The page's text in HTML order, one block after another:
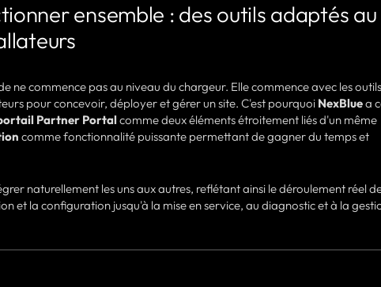
ensemble : des outils adaptés au
ne commence pas au niveau du chargeur. Elle commence avec les
pour concevoir, déployer et gérer un site. C'est pourquoi NexBluea
Partner Portalcomme deux éléments étroitement liés d'un même
comme fonctionnalité puissante permettant de gagner du temps et
naturellement les uns aux autres, reflétant ainsi le déroulement réel
et la configuration jusqu'à la mise en service, au diagnostic et à la